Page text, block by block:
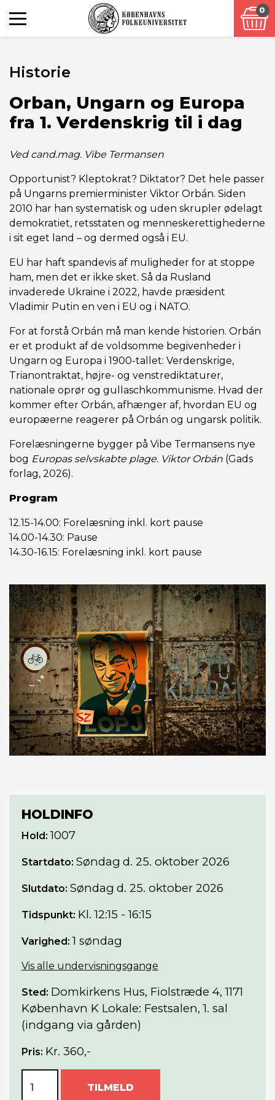
0
Historie
Orban, Ungarn og Europa
fra 1. Verdenskrig til i dag
Ved cand.mag. Vibe Termansen
Opportunist? Kleptokrat? Diktator? Det hele passer
på Ungarns premierminister Viktor Orbán. Siden
2010 har han systematisk og uden skrupler ødelagt
demokratiet, retsstaten og menneskerettighederne
i sit eget land – og dermed også i EU.
EU har haft spandevis af muligheder for at stoppe
ham, men det er ikke sket. Så da Rusland
invaderede Ukraine i 2022, havde præsident
Vladimir Putin en ven i EU og i NATO.
For at forstå Orbán må man kende historien. Orbán
er et produkt af de voldsomme begivenheder i
Ungarn og Europa i 1900-tallet: Verdenskrige,
Trianontraktat, højre- og venstrediktaturer,
nationale oprør og gullaschkommunisme. Hvad der
kommer efter Orbán, afhænger af, hvordan EU og
europæerne reagerer på Orbán og ungarsk politik.
Forelæsningerne bygger på Vibe Termansens nye
bog Europas selvskabte plage. Viktor Orbán (Gads
forlag, 2026).
Program
12.15-14.00: Forelæsning inkl. kort pause
14.00-14.30: Pause
14.30-16.15: Forelæsning inkl. kort pause
HOLDINFO
Hold: 1007
Startdato: Søndag d. 25. oktober 2026
Slutdato: Søndag d. 25. oktober 2026
Tidspunkt: Kl. 12:15 - 16:15
Varighed: 1 søndag
Vis alle undervisningsgange
Sted: Domkirkens Hus, Fiolstræde 4, 1171
København K Lokale: Festsalen, 1. sal
(indgang via gården)
Pris: Kr. 360,-
TILMELD